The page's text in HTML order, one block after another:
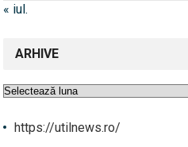
« iul.
ARHIVE
Arhive
https://utilnews.ro/